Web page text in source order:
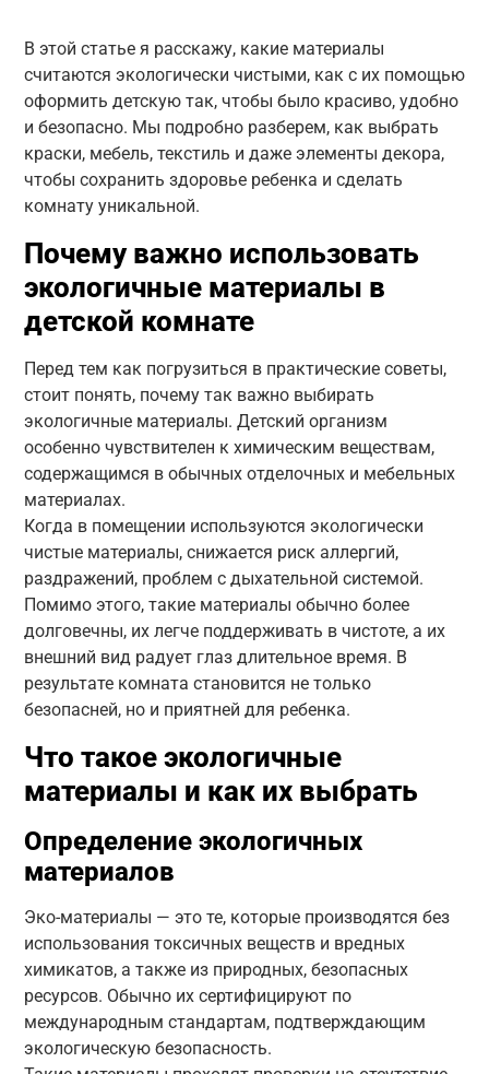
В этой статье я расскажу, какие материалы
считаются экологически чистыми, как с их помощью
оформить детскую так, чтобы было красиво, удобно
и безопасно. Мы подробно разберем, как выбрать
краски, мебель, текстиль и даже элементы декора,
чтобы сохранить здоровье ребенка и сделать
комнату уникальной.
Почему важно использовать
экологичные материалы в
детской комнате
Перед тем как погрузиться в практические советы,
стоит понять, почему так важно выбирать
экологичные материалы. Детский организм
особенно чувствителен к химическим веществам,
содержащимся в обычных отделочных и мебельных
материалах.
Когда в помещении используются экологически
чистые материалы, снижается риск аллергий,
раздражений, проблем с дыхательной системой.
Помимо этого, такие материалы обычно более
долговечны, их легче поддерживать в чистоте, а их
внешний вид радует глаз длительное время. В
результате комната становится не только
безопасней, но и приятней для ребенка.
Что такое экологичные
материалы и как их выбрать
Определение экологичных
материалов
Эко-материалы — это те, которые производятся без
использования токсичных веществ и вредных
химикатов, а также из природных, безопасных
ресурсов. Обычно их сертифицируют по
международным стандартам, подтверждающим
экологическую безопасность.